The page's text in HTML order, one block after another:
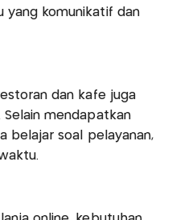
yang komunikatif dan
dan kafe juga
Selain mendapatkan
belajar soal pelayanan,